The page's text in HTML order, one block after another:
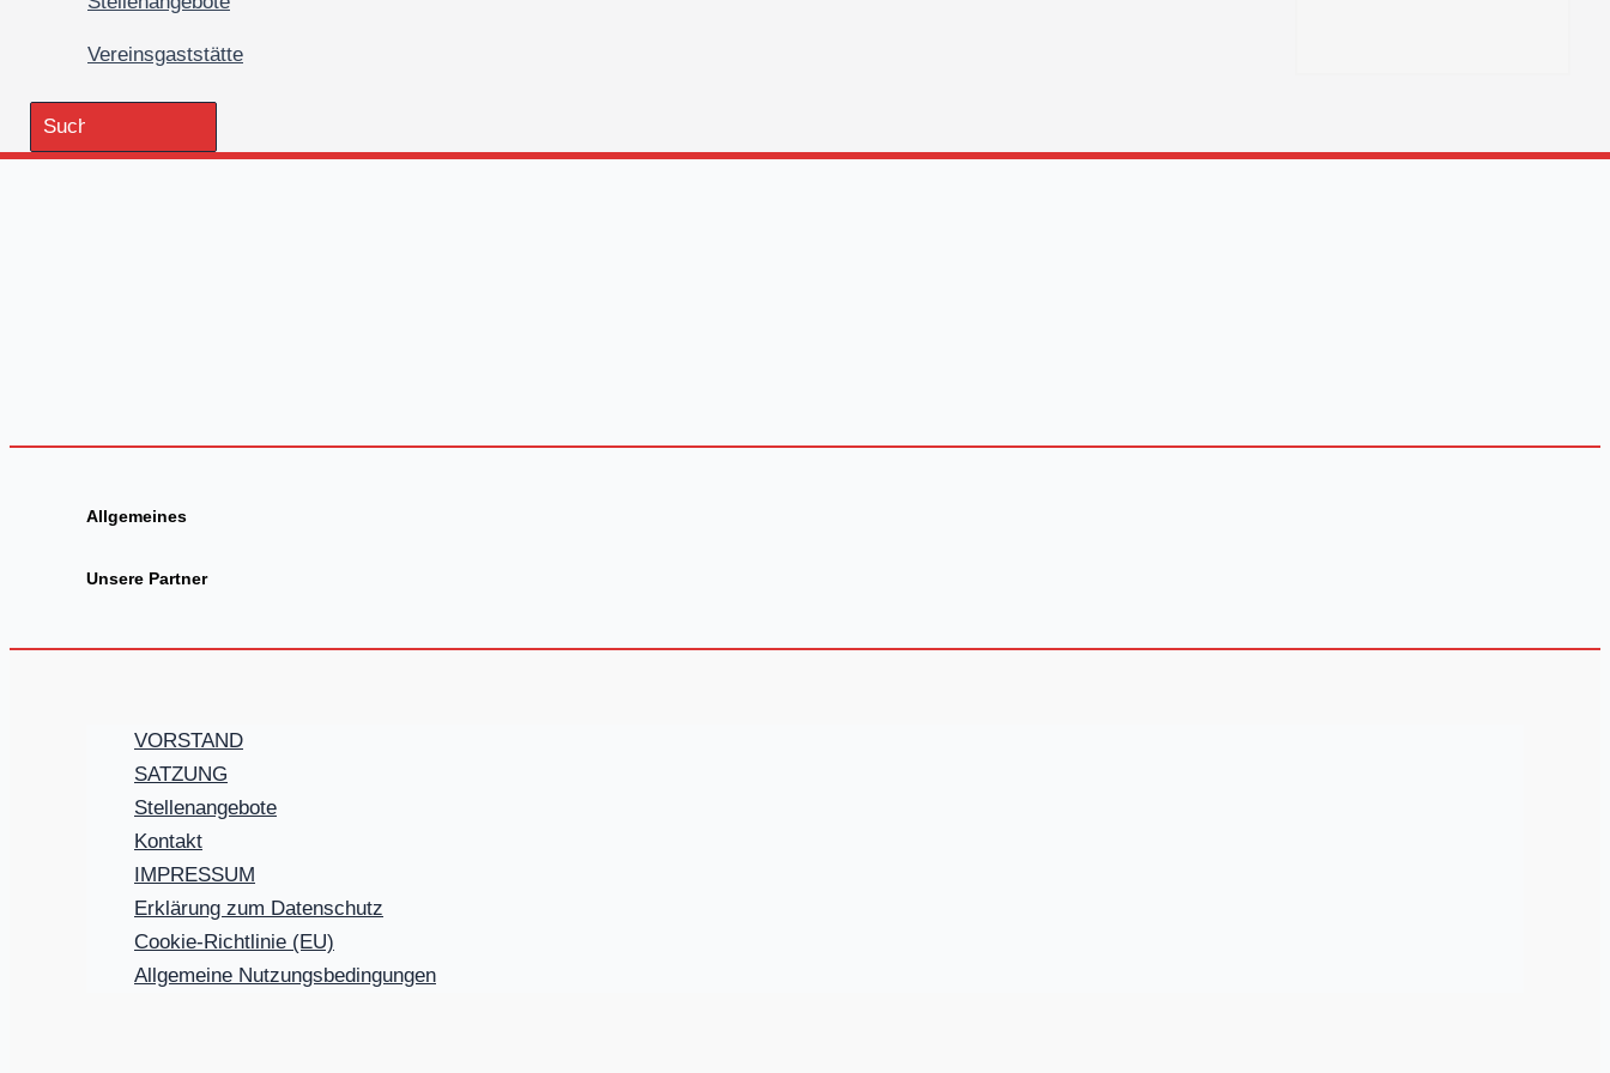
Vereinsgaststätte
Search
for:
Allgemeines
Unsere Partner
VORSTAND
SATZUNG
Stellenangebote
Kontakt
IMPRESSUM
Erklärung zum Datenschutz
Cookie-Richtlinie (EU)
Allgemeine Nutzungsbedingungen